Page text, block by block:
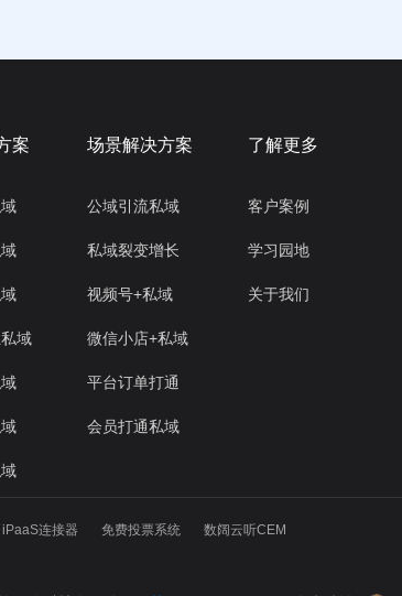
案
域
场景解决方案
公域引流私域
私域裂变增长
视频号+私域
微信小店+私域
平台订单打通
会员打通私域
了解更多
客户案例
学习园地
关于我们
iPaaS连接器 免费投票系统 数阔云听CEM